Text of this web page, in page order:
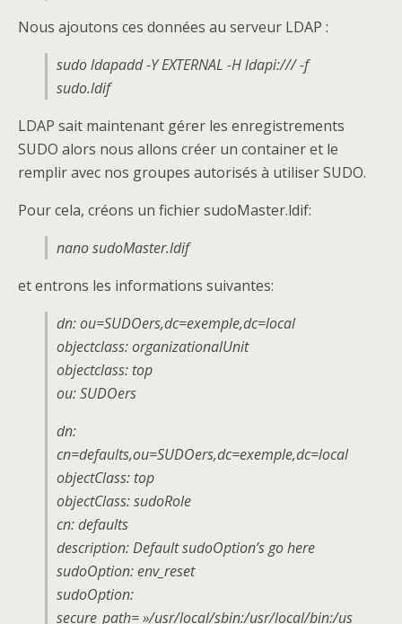
Nous ajoutons ces données au serveur LDAP :
sudo ldapadd -Y EXTERNAL -H ldapi:/// -f
sudo.ldif
LDAP sait maintenant gérer les enregistrements
SUDO alors nous allons créer un container et le
remplir avec nos groupes autorisés à utiliser SUDO.
Pour cela, créons un fichier sudoMaster.ldif:
nano sudoMaster.ldif
et entrons les informations suivantes:
dn: ou=SUDOers,dc=exemple,dc=local
objectclass: organizationalUnit
objectclass: top
ou: SUDOers
dn:
cn=defaults,ou=SUDOers,dc=exemple,dc=local
objectClass: top
objectClass: sudoRole
cn: defaults
description: Default sudoOption’s go here
sudoOption: env_reset
sudoOption:
secure_path= »/usr/local/sbin:/usr/local/bin:/us